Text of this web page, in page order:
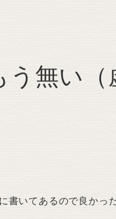
無い（
いてあるので良かった